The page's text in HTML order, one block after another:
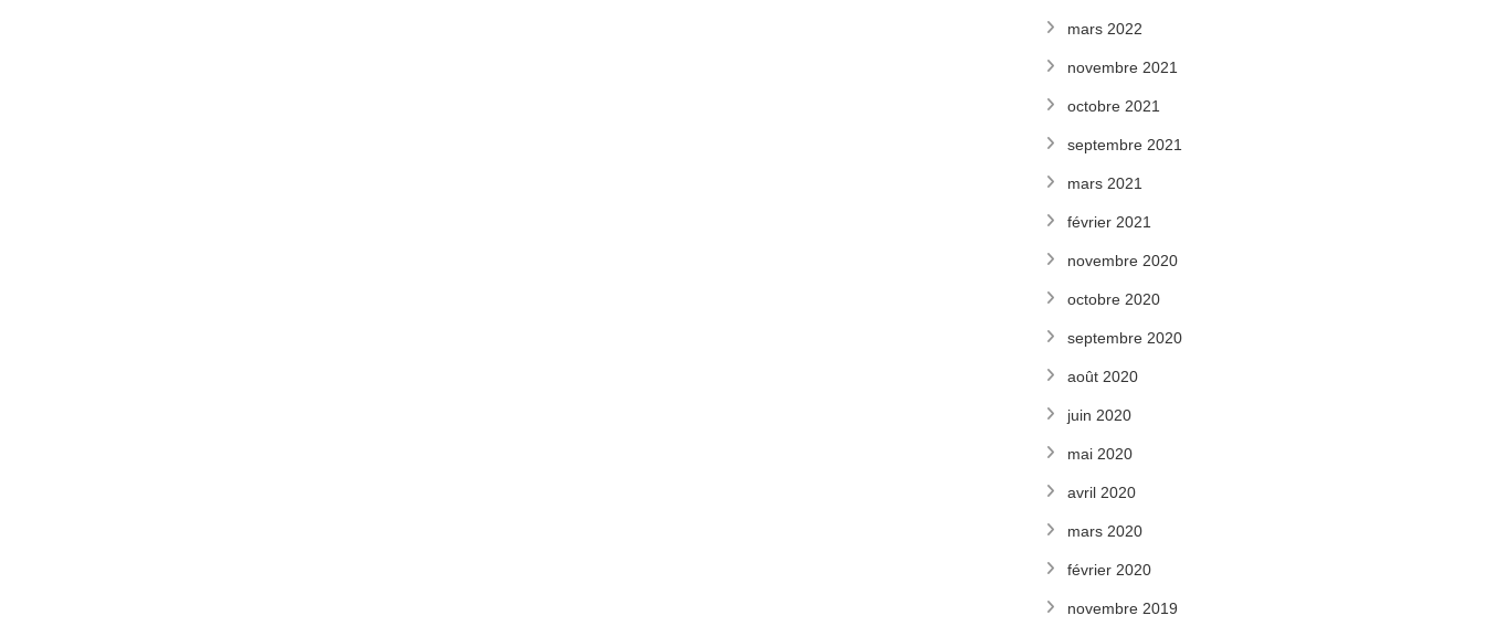
mars 2022
novembre 2021
octobre 2021
septembre 2021
mars 2021
février 2021
novembre 2020
octobre 2020
septembre 2020
août 2020
juin 2020
mai 2020
avril 2020
mars 2020
février 2020
novembre 2019